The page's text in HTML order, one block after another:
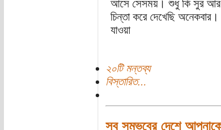
আসে সেসময়। শুধু কি সুর আর
চিন্তা করে দেখেছি অনেকবার।
যাওয়া
২০টি মন্তব্য
বিস্তারিত...
সব সম্ভবের দেশে